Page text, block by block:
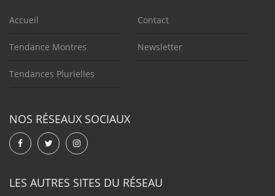
Accueil
Tendance Montres
Tendances Plurielles
Contact
Newsletter
NOS RÉSEAUX SOCIAUX
LES AUTRES SITES DU RÉSEAU